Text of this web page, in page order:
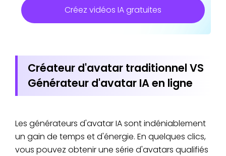
Créez vidéos IA gratuites
Créateur d'avatar traditionnel VS
Générateur d'avatar IA en ligne
Les générateurs d'avatar IA sont indéniablement
un gain de temps et d'énergie. En quelques clics,
vous pouvez obtenir une série d'avatars qualifiés